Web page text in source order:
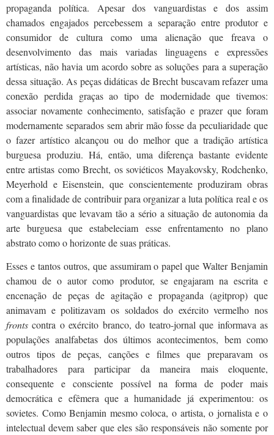
propaganda política. Apesar dos vanguardistas e dos assim
chamados engajados percebessem a separação entre produtor e
consumidor de cultura como uma alienação que freava o
desenvolvimento das mais variadas linguagens e expressões
artísticas, não havia um acordo sobre as soluções para a superação
dessa situação. As peças didáticas de Brecht buscavam refazer uma
conexão perdida graças ao tipo de modernidade que tivemos:
associar novamente conhecimento, satisfação e prazer que foram
modernamente separados sem abrir mão fosse da peculiaridade que
o fazer artístico alcançou ou do melhor que a tradição artística
burguesa produziu. Há, então, uma diferença bastante evidente
entre artistas como Brecht, os soviéticos Mayakovsky, Rodchenko,
Meyerhold e Eisenstein, que conscientemente produziram obras
com a finalidade de contribuir para organizar a luta política real e os
vanguardistas que levavam tão a sério a situação de autonomia da
arte burguesa que estabeleciam esse enfrentamento no plano
abstrato como o horizonte de suas práticas.
Esses e tantos outros, que assumiram o papel que Walter Benjamin
chamou de o autor como produtor, se engajaram na escrita e
encenação de peças de agitação e propaganda (agitprop) que
animavam e politizavam os soldados do exército vermelho nos
fronts contra o exército branco, do teatro-jornal que informava as
populações analfabetas dos últimos acontecimentos, bem como
outros tipos de peças, canções e filmes que preparavam os
trabalhadores para participar da maneira mais eloquente,
consequente e consciente possível na forma de poder mais
democrática e efêmera que a humanidade já experimentou: os
sovietes. Como Benjamin mesmo coloca, o artista, o jornalista e o
intelectual devem saber que eles são responsáveis não somente por